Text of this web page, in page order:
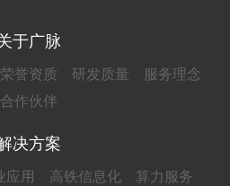
于广脉
荣誉资质 研发质量
服务理念
合作伙伴
决方案
应用 高铁信息化 算力服务